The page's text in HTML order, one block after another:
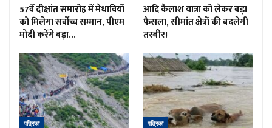
57वें दीक्षांत समारोह में मेधावियों
को मिलेगा सर्वोच्च सम्मान, पीएम
मोदी करेंगे बड़ा…
आदि कैलाश यात्रा को लेकर बड़ा
फैसला, सीमांत क्षेत्रों की बदलेगी
तस्वीर!
पत्रिका पत्रिका